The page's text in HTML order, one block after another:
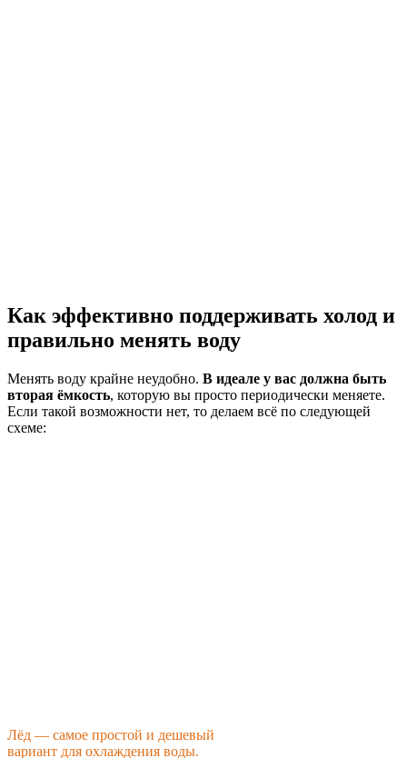
Как эффективно поддерживать холод и
правильно менять воду
Менять воду крайне неудобно. В идеале у вас должна быть
вторая ёмкость, которую вы просто периодически меняете.
Если такой возможности нет, то делаем всё по следующей
схеме:
Лёд — самое простой и дешевый
вариант для охлаждения воды.